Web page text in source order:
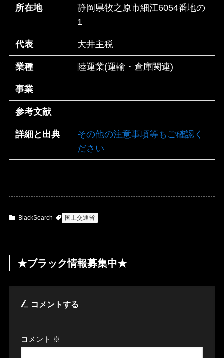
所在地
静岡県牧之原市細江6054番地の
1
代表 大井主税
業種 陸運業(運輸・倉庫関連)
事業
参考文献
詳細と出典
その他の注意事項等もご確認く
ださい
BlackSearch 国土交通省
★ブラック情報募集中★
コメントする
コメント ※